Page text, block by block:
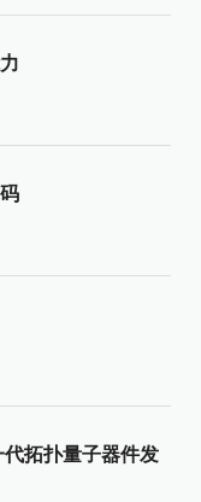
拓扑量子器件发